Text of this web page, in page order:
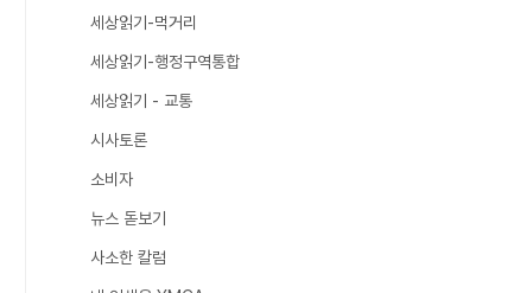
세상읽기-먹거리
세상읽기-행정구역통합
세상읽기 - 교통
시사토론
소비자
뉴스 돋보기
사소한 칼럼